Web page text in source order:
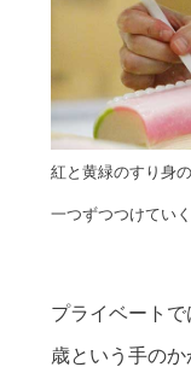
紅と黄緑のすり身
一つずつつけていく
プライベート
歳という手の